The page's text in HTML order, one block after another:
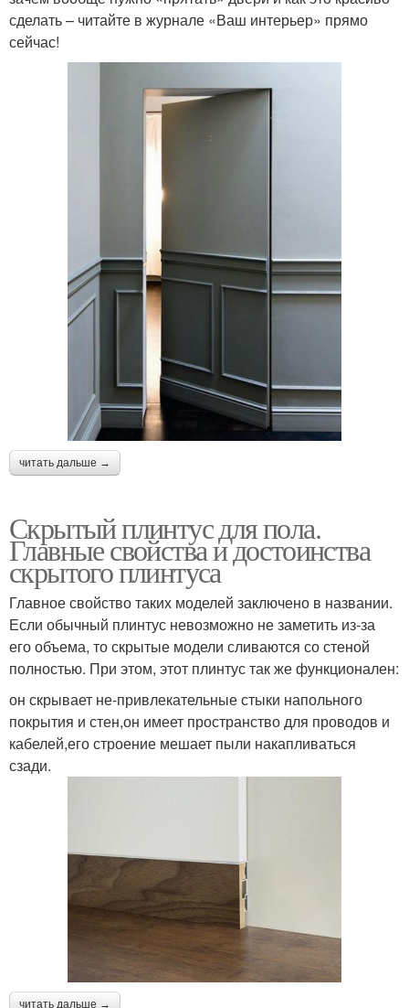
сделать – читайте в журнале «Ваш интерьер» прямо
сейчас!
читать дальше →
Скрытый плинтус для пола.
Главные свойства и достоинства
скрытого плинтуса
Главное свойство таких моделей заключено в названии.
Если обычный плинтус невозможно не заметить из-за
его объема, то скрытые модели сливаются со стеной
полностью. При этом, этот плинтус так же функционален:
он скрывает не-привлекательные стыки напольного
покрытия и стен,он имеет пространство для проводов и
кабелей,его строение мешает пыли накапливаться
сзади.
читать дальше →